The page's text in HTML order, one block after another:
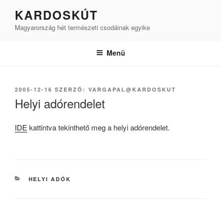
KARDOSKÚT
Magyarország hét természeti csodáinak egyike
Menü
BEKÜLDVE:
2005-12-16 SZERZŐ: VARGAPAL@KARDOSKUT
Helyi adórendelet
IDEkattintva tekinthető meg a helyi adórendelet.
KATEGÓRIÁK
HELYI ADÓK